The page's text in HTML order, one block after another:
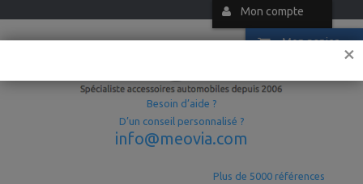
×
Mon compte
Mon panier
Besoin d’aide ?
D’un conseil personnalisé ?
info@meovia.com
Plus de 5000 références